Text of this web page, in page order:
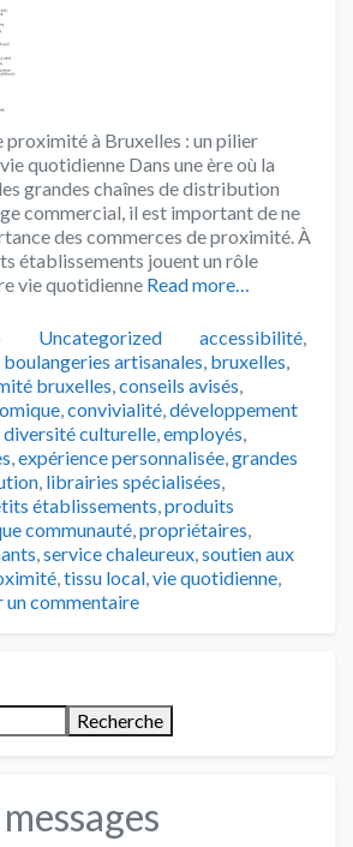
proximité à Bruxelles : un pilier
quotidienne Dans une ère où la
grandes chaînes de distribution
commercial, il est important de ne
des commerces de proximité. À
établissements jouent un rôle
vie quotidienne Read more…
Catégories
Uncategorized Tags
accessibilité,
boulangeries artisanales, bruxelles,
bruxelles,conseils avisés,
,convivialité,développement
diversité culturelle,employés,
,expérience personnalisée,grandes
, librairies spécialisées,
établissements,produits
communauté,propriétaires,
,service chaleureux,soutien aux
,tissu local,vie quotidienne,
un commentaire
Recherche